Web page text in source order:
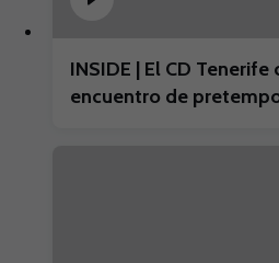
INSIDE | El CD
encuentro de